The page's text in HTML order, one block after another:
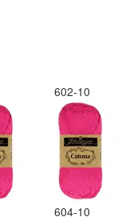
602-10
604-10